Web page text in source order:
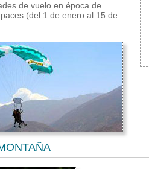
de vuelo en época de
(del 1 de enero al 15 de